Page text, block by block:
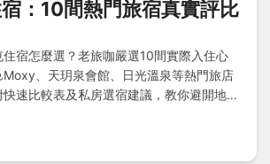
：10間熱門旅宿真實評比
宿怎麼選？老旅咖嚴選10間實際入住心
、天玥泉會館、日光溫泉等熱門旅店
速比較表及私房選宿建議，教你避開地雷